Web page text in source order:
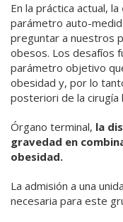
En la práctica actual, la
parámetro auto-
preguntar a nuestros
obesos. Los desafíos
parámetro objetivo
obesidad y, por lo
posteriori de la cirugía
Órgano terminal, la
gravedad en
obesidad.
La admisión a una
necesaria para este